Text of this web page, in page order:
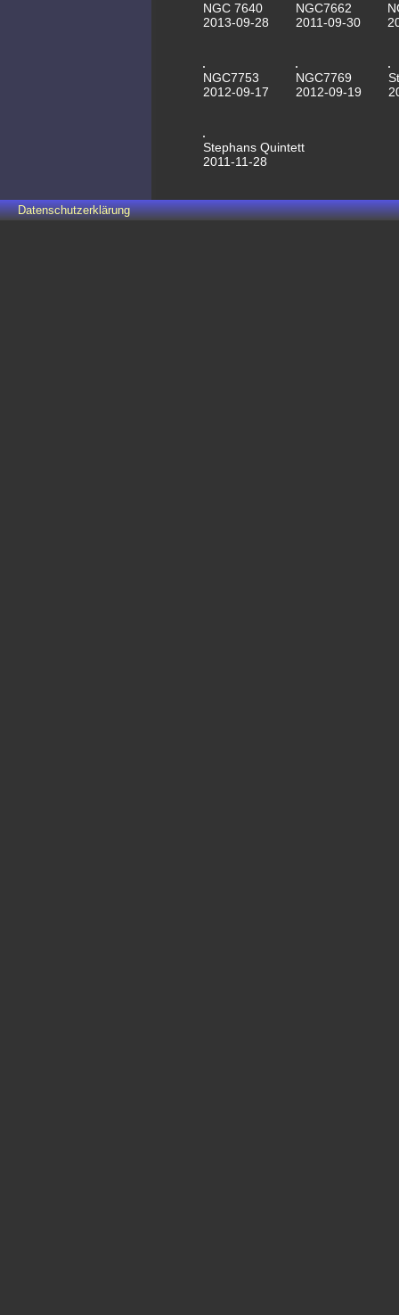
NGC 7640
2013-09-28
NGC7662
2011-09-30
NGC7753
2012-09-17
NGC7769
2012-09-19
Stephans Quintett
2011-11-28
Datenschutzerklärung